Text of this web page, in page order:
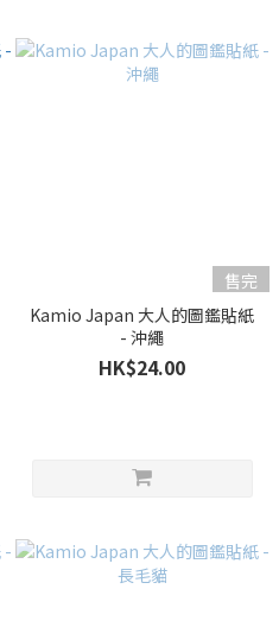
售完
Kamio Japan 大人的圖鑑貼紙
- 沖繩
HK$24.00